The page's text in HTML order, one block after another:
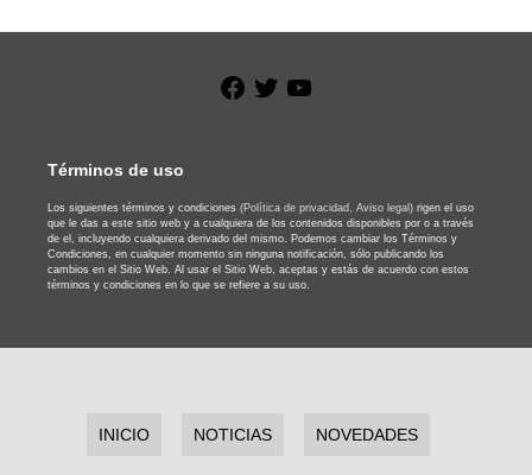
Facebook
Twitter
Términos de uso
Los siguientes términos y condiciones (Política de privacidad, Aviso legal) rigen el uso
que le das a este sitio web y a cualquiera de los contenidos disponibles por o a través
de el, incluyendo cualquiera derivado del mismo. Podemos cambiar los Términos y
Condiciones, en cualquier momento sin ninguna notificación, sólo publicando los
cambios en el Sitio Web. Al usar el Sitio Web, aceptas y estás de acuerdo con estos
términos y condiciones en lo que se refiere a su uso.
INICIO NOTICIAS NOVEDADES